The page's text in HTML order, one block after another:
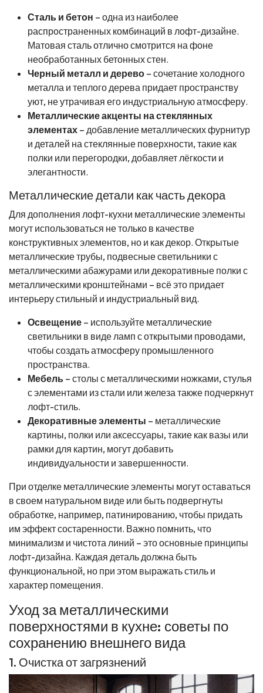
Сталь и бетон – одна из наиболее
распространенных комбинаций в лофт-дизайне.
Матовая сталь отлично смотрится на фоне
необработанных бетонных стен.
Черный металл и дерево – сочетание холодного
металла и теплого дерева придает пространству
уют, не утрачивая его индустриальную атмосферу.
Металлические акценты на стеклянных
элементах – добавление металлических фурнитур
и деталей на стеклянные поверхности, такие как
полки или перегородки, добавляет лёгкости и
элегантности.
Металлические детали как часть декора
Для дополнения лофт-кухни металлические элементы
могут использоваться не только в качестве
конструктивных элементов, но и как декор. Открытые
металлические трубы, подвесные светильники с
металлическими абажурами или декоративные полки с
металлическими кронштейнами – всё это придает
интерьеру стильный и индустриальный вид.
Освещение – используйте металлические
светильники в виде ламп с открытыми проводами,
чтобы создать атмосферу промышленного
пространства.
Мебель – столы с металлическими ножками, стулья
с элементами из стали или железа также подчеркнут
лофт-стиль.
Декоративные элементы – металлические
картины, полки или аксессуары, такие как вазы или
рамки для картин, могут добавить
индивидуальности и завершенности.
При отделке металлические элементы могут оставаться
в своем натуральном виде или быть подвергнуты
обработке, например, патинированию, чтобы придать
им эффект состаренности. Важно помнить, что
минимализм и чистота линий – это основные принципы
лофт-дизайна. Каждая деталь должна быть
функциональной, но при этом выражать стиль и
характер помещения.
Уход за металлическими
поверхностями в кухне: советы по
сохранению внешнего вида
1. Очистка от загрязнений